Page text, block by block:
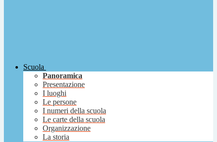
Scuola
Panoramica
Presentazione
I luoghi
Le persone
I numeri della scuola
Le carte della scuola
Organizzazione
La storia